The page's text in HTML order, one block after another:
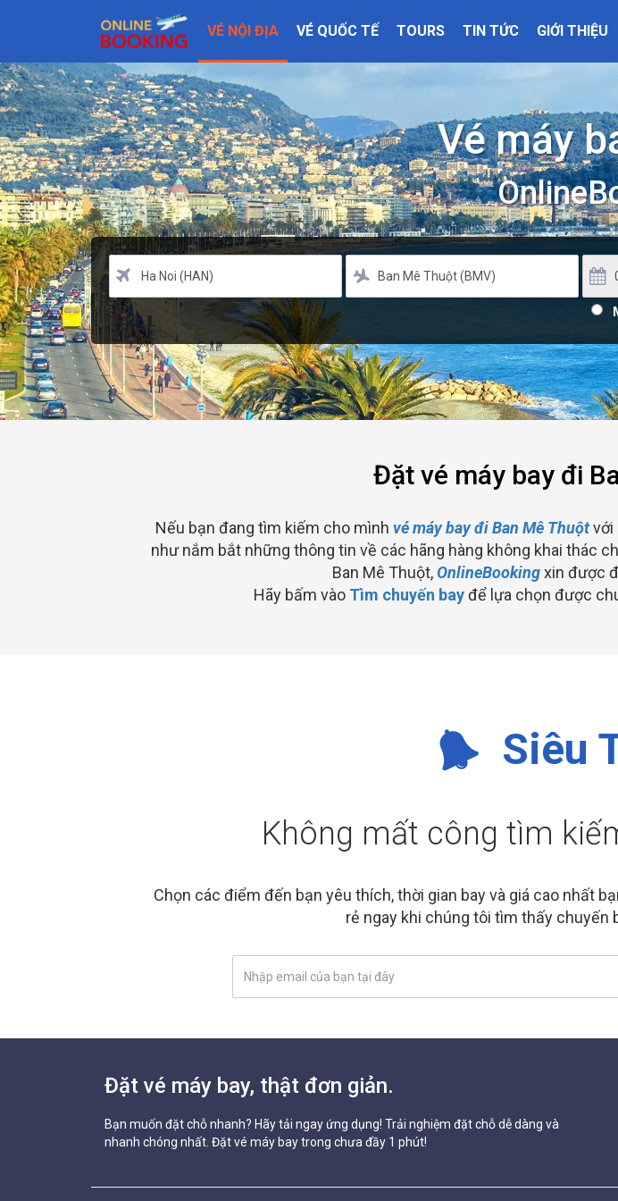
VÉ NỘI ĐỊA VÉ QUỐC TẾ TOURS TIN TỨC GIỚI THIỆU
Vé máy
Đặt vé máy bay đi
Nếu bạn đang tìm kiếm cho mình vé máy bay đi Ban Mê Thuộtvới
như nắm bắt những thông tin về các hãng hàng không khai thác
Ban Mê Thuột,OnlineBookingxin được
Hãy bấm vào Tìm chuyến bayđể lựa chọn được
Siêu
Không mất công tìm
Chọn các điểm đến bạn yêu thích, thời gian bay và giá cao nhất
rẻ ngay khi chúng tôi tìm thấy chuyến
Đặt vé máy bay, thật đơn giản.
Bạn muốn đặt chỗ nhanh? Hãy tải ngay ứng dụng! Trải nghiệm đặt chỗ dễ dàng và
nhanh chóng nhất. Đặt vé máy bay trong chưa đầy 1 phút!